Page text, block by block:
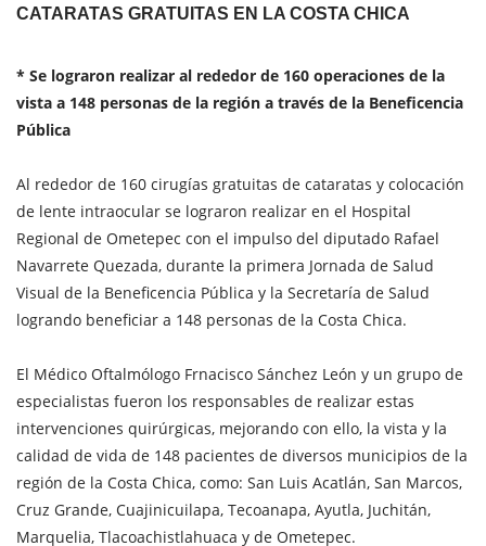
CATARATAS GRATUITAS EN LA COSTA CHICA
* Se lograron realizar al rededor de 160 operaciones de la
vista a 148 personas de la región a través de la Beneficencia
Pública
Al rededor de 160 cirugías gratuitas de cataratas y colocación
de lente intraocular se lograron realizar en el Hospital
Regional de Ometepec con el impulso del diputado Rafael
Navarrete Quezada, durante la primera Jornada de Salud
Visual de la Beneficencia Pública y la Secretaría de Salud
logrando beneficiar a 148 personas de la Costa Chica.
El Médico Oftalmólogo Frnacisco Sánchez León y un grupo de
especialistas fueron los responsables de realizar estas
intervenciones quirúrgicas, mejorando con ello, la vista y la
calidad de vida de 148 pacientes de diversos municipios de la
región de la Costa Chica, como: San Luis Acatlán, San Marcos,
Cruz Grande, Cuajinicuilapa, Tecoanapa, Ayutla, Juchitán,
Marquelia, Tlacoachistlahuaca y de Ometepec.